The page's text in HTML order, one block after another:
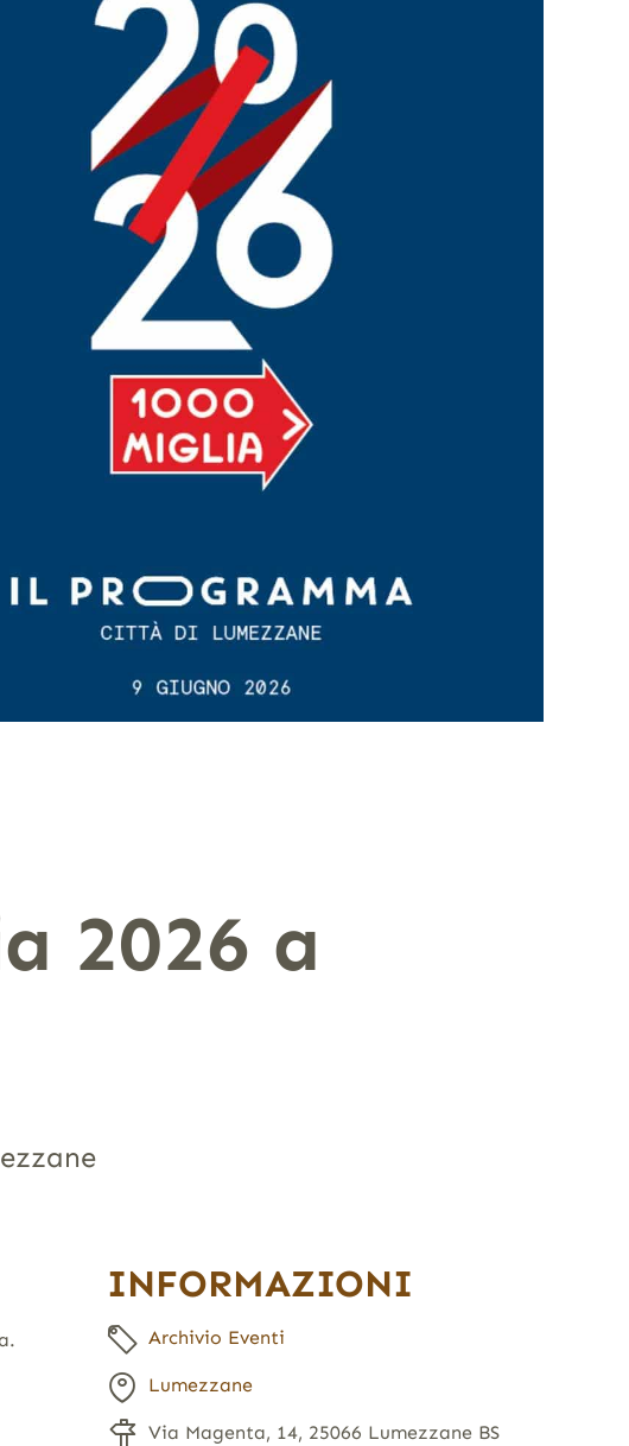
2026 a
INFORMAZIONI
Archivio Eventi
Lumezzane
Via Magenta, 14, 25066 Lumezzane BS